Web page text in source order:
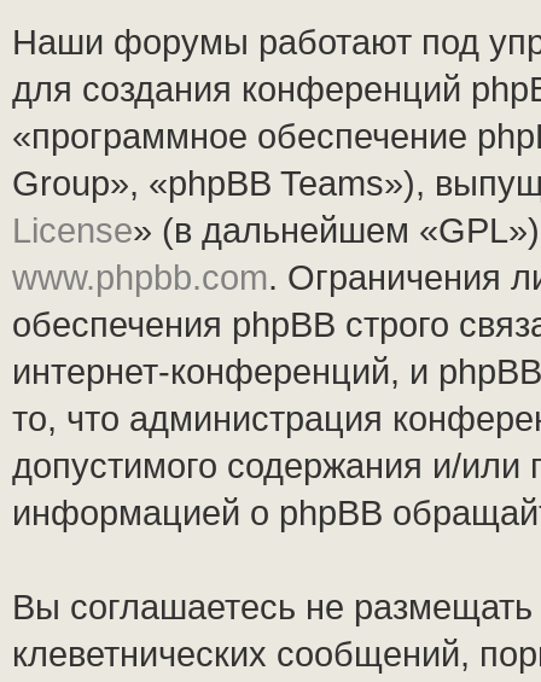
Наши форумы работают под
для создания конференций
«программное обеспечение
Group», «phpBB Teams»),
License» (в дальнейшем
www.phpbb.com. Ограничения
обеспечения phpBB строго
интернет-конференций, и
то, что администрация
допустимого содержания и/или
информацией о phpBB
Вы соглашаетесь не
клеветнических сообщений,